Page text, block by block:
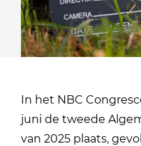
In het NBC
juni de tweede
van 2025 plaats,